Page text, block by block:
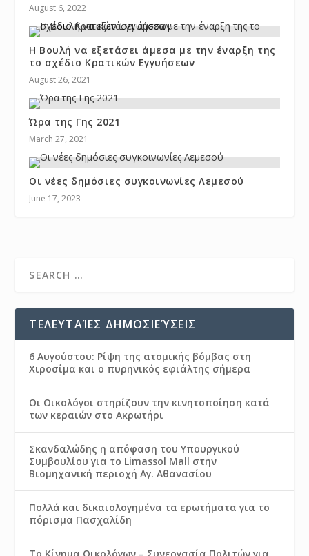
August 6, 2022
Η Βουλή να εξετάσει άμεσα με την έναρξη της
το σχέδιο Κρατικών Εγγυήσεων
August 26, 2021
Ώρα της Γης 2021
March 27, 2021
Οι νέες δημόσιες συγκοινωνίες Λεμεσού
June 17, 2023
ΤΕΛΕΥΤΑΊΕΣ ΔΗΜΟΣΙΕΎΣΕΙΣ
6 Αυγούστου: Ρίψη της ατομικής βόμβας στη
Χιροσίμα και ο πυρηνικός εφιάλτης σήμερα
Οι Οικολόγοι στηρίζουν την κινητοποίηση κατά
των κεραιών στο Ακρωτήρι
Σκανδαλώδης η απόφαση του Υπουργικού
Συμβουλίου για το Limassol Mall στην
Βιομηχανική περιοχή Αγ. Αθανασίου
Πολλά και δικαιολογημένα τα ερωτήματα για το
πόρισμα Πασχαλίδη